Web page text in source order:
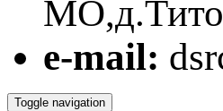
e-mail:
Toggle navigation